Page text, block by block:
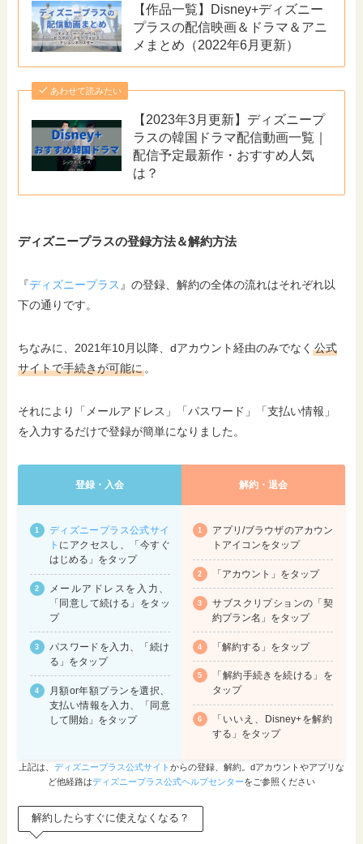
【作品一覧】Disney+ディズニー
プラスの配信映画＆ドラマ＆アニ
メまとめ（2022年6月更新）
あわせて読みたい
【2023年3月更新】ディズニープ
ラスの韓国ドラマ配信動画一覧｜
配信予定最新作・おすすめ人気
は？
ディズニープラスの登録方法＆解約方法
『ディズニープラス 』の登録、解約の全体の流れはそれぞれ以
下の通りです。
ちなみに、2021年10月以降、dアカウント経由のみでなく公式
サイトで手続きが可能に 。
それにより「メールアドレス」「パスワード」「支払い情報」
を入力するだけで登録が簡単になりました。
登録・入会 解約・退会
ディズニープラス公式サイ
ト にアクセスし、「今すぐ
はじめる」をタップ
メールアドレスを入力、
「同意して続ける」をタッ
プ
パスワードを入力、「続け
る」をタップ
月額or年額プランを選択、
支払い情報を入力、「同意
して開始」をタップ
アプリ/ブラウザのアカウン
トアイコンをタップ
「アカウント」をタップ
サブスクリプションの「契
約プラン名」をタップ
「解約する」をタップ
「解約手続きを続ける」を
タップ
「いいえ、Disney+を解約
する」をタップ
上記は、 ディズニープラス公式サイトからの登録、解約。dアカウントやアプリな
ど他経路はディズニープラス公式ヘルプセンターをご参照ください
解約したらすぐに使えなくなる？